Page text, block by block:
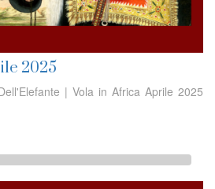
2025
| Vola in Africa Aprile 2025